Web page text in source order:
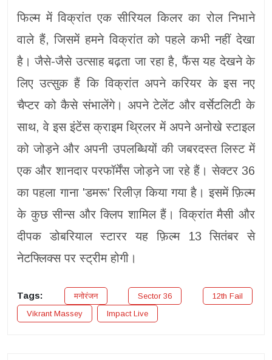
फिल्म में विक्रांत एक सीरियल किलर का रोल निभाने
वाले हैं, जिसमें हमने विक्रांत को पहले कभी नहीं देखा
है। जैसे-जैसे उत्साह बढ़ता जा रहा है, फैंस यह देखने के
लिए उत्सुक हैं कि विक्रांत अपने करियर के इस नए
चैप्टर को कैसे संभालेंगे। अपने टेलेंट और वर्सेटलिटी के
साथ, वे इस इंटेंस क्राइम थ्रिलर में अपने अनोखे स्टाइल
को जोड़ने और अपनी उपलब्धियों की जबरदस्त लिस्ट में
एक और शानदार परफॉर्मेंस जोड़ने जा रहे हैं। सेक्टर 36
का पहला गाना 'डमरू' रिलीज़ किया गया है। इसमें फ़िल्म
के कुछ सीन्स और क्लिप शामिल हैं। विक्रांत मैसी और
दीपक डोबरियाल स्टारर यह फ़िल्म 13 सितंबर से
नेटफ्लिक्स पर स्ट्रीम होगी।
Tags: मनोरंजन Sector 36
12th Fail
Vikrant Massey
Impact Live